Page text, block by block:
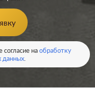
наобработку
данных.